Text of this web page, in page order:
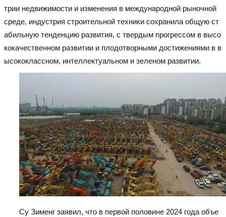
трии недвижимости и изменения в международной рыночной
среде, индустрия строительной техники сохранила общую ст
абильную тенденцию развития, с твердым прогрессом в высо
кокачественном развитии и плодотворными достижениями в в
ысококлассном, интеллектуальном и зеленом развитии.
Су Зименг заявил, что в первой половине 2024 года объе